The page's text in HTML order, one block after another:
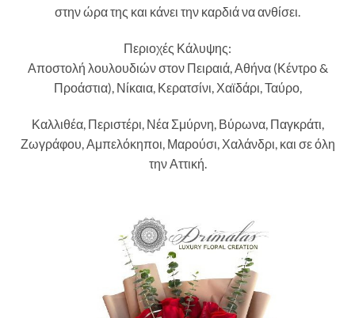
στην ώρα της και κάνει την καρδιά να ανθίσει.
Περιοχές Κάλυψης:
Αποστολή λουλουδιών στον Πειραιά, Αθήνα (Κέντρο &
Προάστια), Νίκαια, Κερατσίνι, Χαϊδάρι, Ταύρο,
Καλλιθέα, Περιστέρι, Νέα Σμύρνη, Βύρωνα, Παγκράτι,
Ζωγράφου, Αμπελόκηποι, Μαρούσι, Χαλάνδρι, και σε όλη
την Αττική.